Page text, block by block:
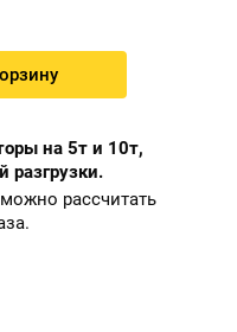
на 5т и 10т,
разгрузки.
рассчитать